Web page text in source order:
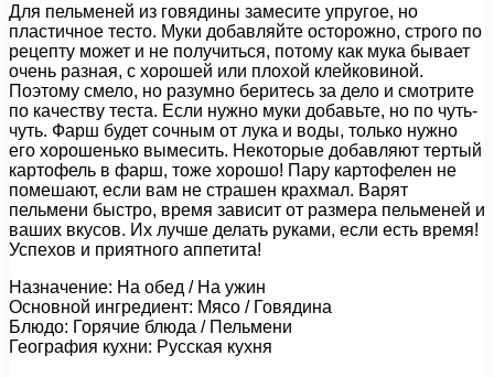
Для пельменей из говядины замесите упругое, но
пластичное тесто. Муки добавляйте осторожно, строго по
рецепту может и не получиться, потому как мука бывает
очень разная, с хорошей или плохой клейковиной.
Поэтому смело, но разумно беритесь за дело и смотрите
по качеству теста. Если нужно муки добавьте, но по чуть-
чуть. Фарш будет сочным от лука и воды, только нужно
его хорошенько вымесить. Некоторые добавляют тертый
картофель в фарш, тоже хорошо! Пару картофелен не
помешают, если вам не страшен крахмал. Варят
пельмени быстро, время зависит от размера пельменей и
ваших вкусов. Их лучше делать руками, если есть время!
Успехов и приятного аппетита!
Назначение: На обед / На ужин
Основной ингредиент: Мясо / Говядина
Блюдо: Горячие блюда / Пельмени
География кухни: Русская кухня